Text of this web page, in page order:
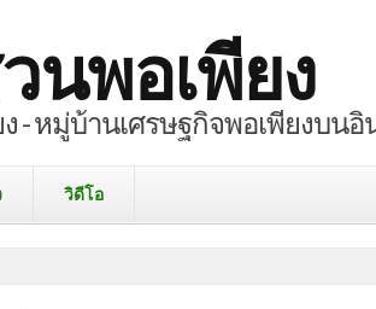
นพอเพียง
- หมู่บ้านเศรษฐกิจพอเพียงบนอิ
วิดีโอ